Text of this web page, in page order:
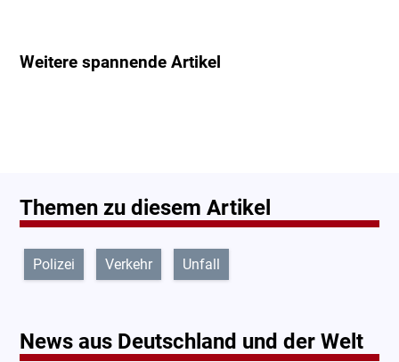
Weitere spannende Artikel
Themen zu diesem Artikel
Polizei Verkehr Unfall
News aus Deutschland und der Welt